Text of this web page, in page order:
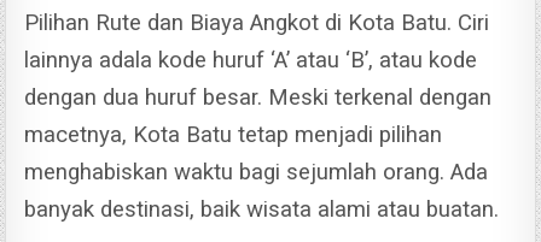
Pilihan Rute dan Biaya Angkot di Kota Batu. Ciri
lainnya adala kode huruf ‘A’ atau ‘B’, atau kode
dengan dua huruf besar. Meski terkenal dengan
macetnya, Kota Batu tetap menjadi pilihan
menghabiskan waktu bagi sejumlah orang. Ada
banyak destinasi, baik wisata alami atau buatan.